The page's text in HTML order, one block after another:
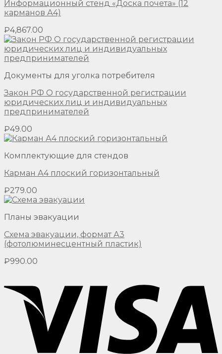
Информационный стенд «Доска почета» (12
карманов А4)
₽4,867.00
Документы для уголка потребителя
Закон РФ О государственной регистрации
юридических лиц и индивидуальных
предпринимателей
₽49.00
Комплектующие для стендов
Карман А4 плоский горизонтальный
₽279.00
Планы эвакуации
Схема эвакуации, формат А3
(фотолюминесцентный пластик)
₽990.00